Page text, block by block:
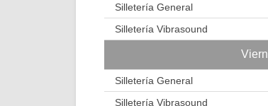
Silletería General
Silletería Vibrasound
Silletería General
Silletería Vibrasound